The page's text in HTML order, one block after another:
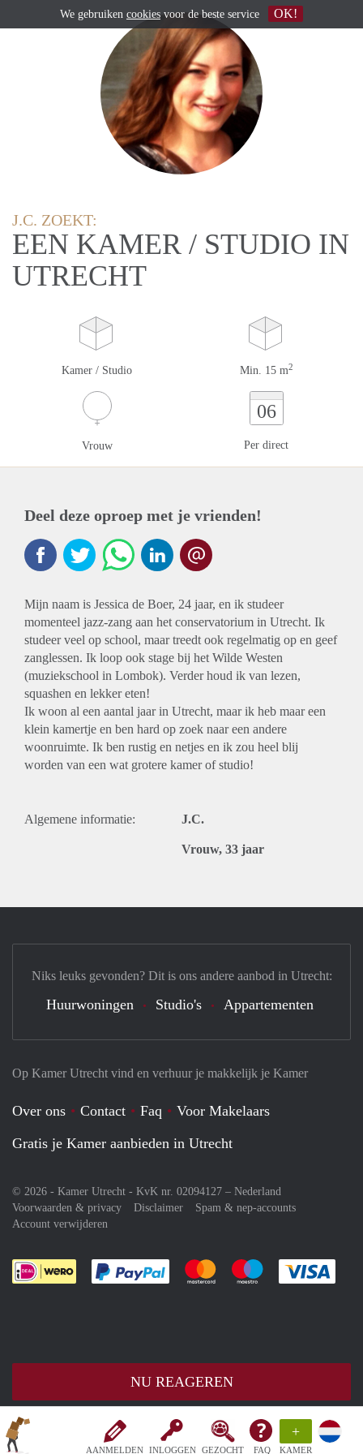
AANMELDEN INLOGGEN GEZOCHT FAQ
+
KAMER
J.C. ZOEKT:
EEN KAMER / STUDIO IN
UTRECHT
Kamer / Studio Min. 15 m2
Vrouw
06
Per direct
Deel deze oproep met je vrienden!
Mijn naam is Jessica de Boer, 24 jaar, en ik studeer
momenteel jazz-zang aan het conservatorium in Utrecht. Ik
studeer veel op school, maar treedt ook regelmatig op en geef
zanglessen. Ik loop ook stage bij het Wilde Westen
(muziekschool in Lombok). Verder houd ik van lezen,
squashen en lekker eten!
Ik woon al een aantal jaar in Utrecht, maar ik heb maar een
klein kamertje en ben hard op zoek naar een andere
woonruimte. Ik ben rustig en netjes en ik zou heel blij
worden van een wat grotere kamer of studio!
Algemene informatie: J.C.
Vrouw, 33 jaar
NU REAGEREN
Op Kamer Utrecht vind en verhuur je makkelijk je Kamer
Over ons Contact Faq
Voor Makelaars
Gratis je Kamer aanbieden in Utrecht
© 2026 - Kamer Utrecht - KvK nr. 02094127 – Nederland
Voorwaarden & privacy
Disclaimer
Spam & nep-accounts
Account verwijderen
Je rekent gemakkelijk af met Paypal
Je rekent gemakkelijk af met
Je rekent
Niks leuks gevonden? Dit is ons andere aanbod in Utrecht:
Huurwoningen Studio's Appartementen
We gebruiken cookies voor de beste service OK!